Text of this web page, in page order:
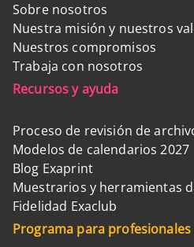
Sobre nosotros
Nuestra misión y nuestros
Nuestros compromisos
Trabaja con nosotros
Recursos y ayuda
Proceso de revisión de
Modelos de calendarios 2027
Blog Exaprint
Muestrarios y herramientas
Fidelidad Exaclub
Programa para profesionales